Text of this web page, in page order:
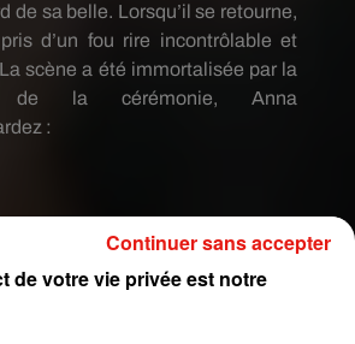
de sa belle. Lorsqu’il se retourne,
d’un fou rire incontrôlable et
La scène a été immortalisée par la
de la cérémonie, Anna
:
de votre vie privée est notre
Continuer sans accepter